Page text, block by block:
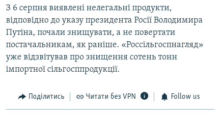
З 6 серпня виявлені нелегальні продукти,
відповідно до указу президента Росії Володимира
Путіна, почали знищувати, а не повертати
постачальникам, як раніше. «Россільгоспнагляд»
уже відзвітував про знищення сотень тонн
імпортної сільгосппродукції.
Поділитись Читати без VPN Follow us